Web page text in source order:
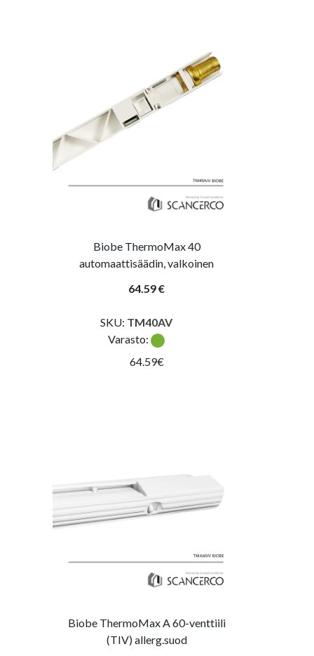
Biobe ThermoMax 40
automaattisäädin, valkoinen
64.59 €
SKU: TM40AV
Varasto:
64.59€
Biobe ThermoMax A 60-venttiili
(TIV) allerg.suod